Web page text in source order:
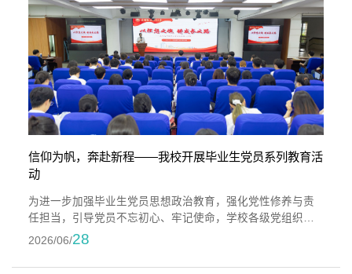
加。结业仪式上，各小组学员代表依次分享学习收获。大家
围绕培训期间的理论学习、实操...
信仰为帆，奔赴新程——我校开展毕业生党员系列教育活
动
为进一步加强毕业生党员思想政治教育，强化党性修养与责
任担当，引导党员不忘初心、牢记使命，学校各级党组织通
过举办专题党课、座谈交流、重温入党誓词、过“政治生日”等
人生新征程上逐梦远航。专题党课，照亮前行之路6月26日下
2026/06/28